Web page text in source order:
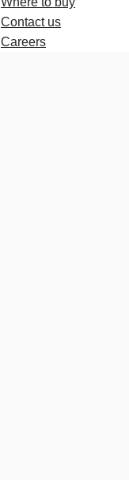
Contact us
Careers